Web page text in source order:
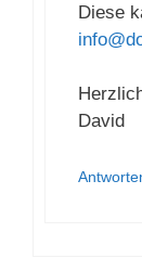
Diese
David